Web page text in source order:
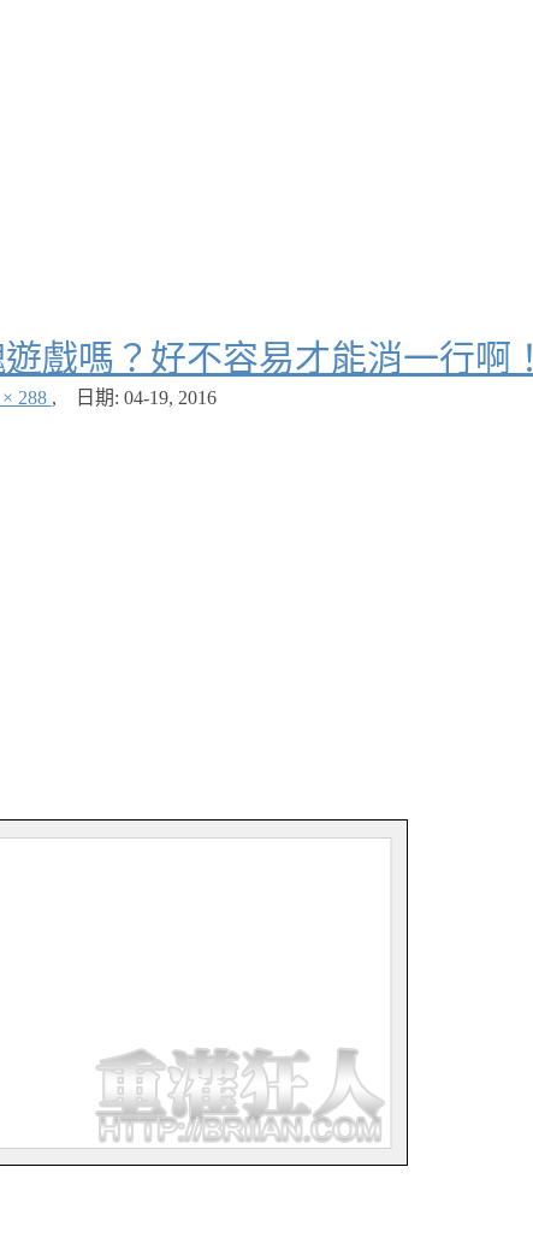
戲嗎？好不容易才能消一行啊！
288 , 日期: 04-19, 2016